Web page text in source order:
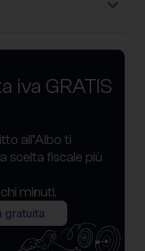
GRATIS
all’Albo ti
scelta fiscale più
minuti.
gratuita